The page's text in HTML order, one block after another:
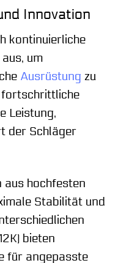
Innovation
kontinuierliche
um
Ausrüstung zu
fortschrittliche
Leistung,
der Schläger
aus hochfesten
Stabilität und
bieten
für angepasste